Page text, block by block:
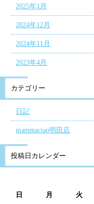
2025年1月
2024年12月
2024年11月
2023年4月
カテゴリー
日記
mammaciao明田店
投稿日カレンダー
日 月 火